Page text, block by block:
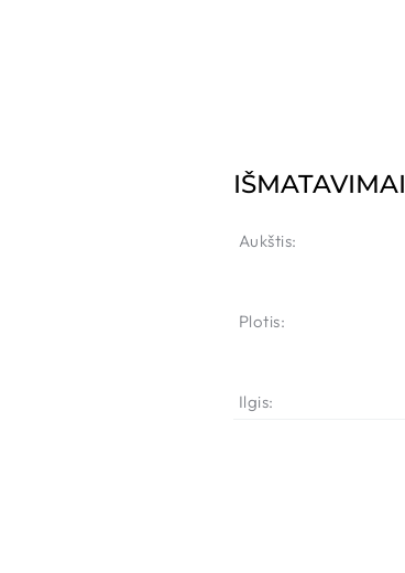
IŠMATAVIMAI
Aukštis:
Plotis:
Ilgis: